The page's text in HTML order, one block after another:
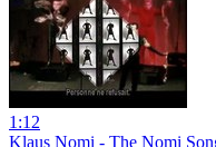
1:12
Klaus Nomi - The Nomi